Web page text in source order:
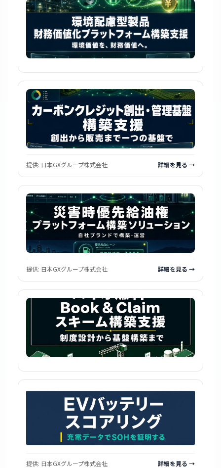
提供: 日本GXグループ株式会社 詳細を見る →
提供: 日本GXグループ株式会社 詳細を見る →
提供: 日本GXグループ株式会社 詳細を見る →